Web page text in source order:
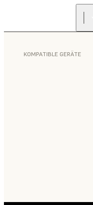
KOMPATIBLE GERÄTE